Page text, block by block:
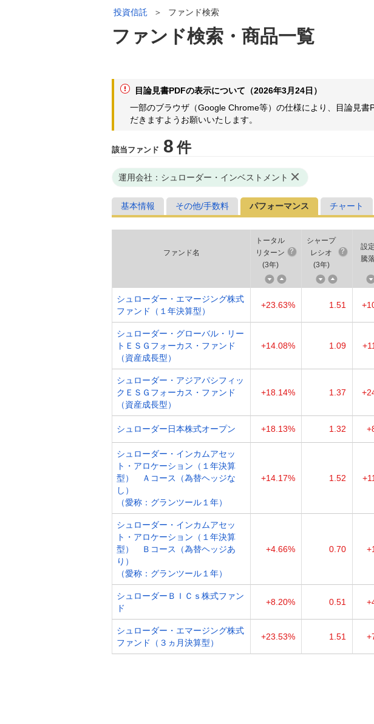
投資信託 ＞ ファンド検索
ファンド検索・商品一覧
目論見書PDFの表示について（2026年3月24日）
一部のブラウザ（Google Chrome等）の仕様により、目論見
だきますようお願いいたします。
該当ファンド 8 件
運用会社：シュローダー・インベストメント
基本情報 その他/手数料 パフォーマンス チャート
ファンド名
トータル
リターン
(3年)
シャープ
レシオ
(3年)
設
騰
シュローダー・エマージング株式
ファンド（１年決算型）
+23.63% 1.51
シュローダー・グローバル・リー
トＥＳＧフォーカス・ファンド
（資産成長型）
+14.08% 1.09
シュローダー・アジアパシフィッ
クＥＳＧフォーカス・ファンド
（資産成長型）
+18.14% 1.37
シュローダー日本株式オープン +18.13% 1.32
シュローダー・インカムアセッ
ト・アロケーション（１年決算
型） Ａコース（為替ヘッジな
し）
（愛称：グランツール１年）
+14.17% 1.52
シュローダー・インカムアセッ
ト・アロケーション（１年決算
型） Ｂコース（為替ヘッジあ
り）
（愛称：グランツール１年）
+4.66% 0.70
シュローダーＢＩＣｓ株式ファン
ド
+8.20% 0.51
シュローダー・エマージング株式
ファンド（３ヵ月決算型）
+23.53% 1.51